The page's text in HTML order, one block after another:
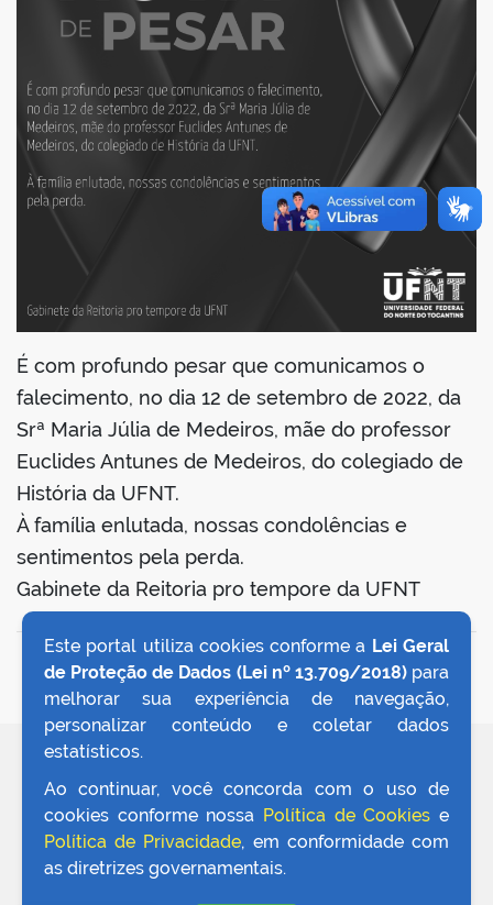
É com profundo pesar que comunicamos o
falecimento, no dia 12 de setembro de 2022, da
Srª Maria Júlia de Medeiros, mãe do professor
Euclides Antunes de Medeiros, do colegiado de
História da UFNT.
À família enlutada, nossas condolências e
sentimentos pela perda.
Gabinete da Reitoria pro tempore da UFNT
VOLTAR AO TOPO
Este portal utiliza cookies conforme a Lei Geral
de Proteção de Dados (Lei nº 13.709/2018)para
melhorar sua experiência de navegação,
personalizar conteúdo e coletar dados
estatísticos.
Ao continuar, você concorda com o uso de
cookies conforme nossa Política de Cookies e
Política de Privacidade, em conformidade com
as diretrizes governamentais.